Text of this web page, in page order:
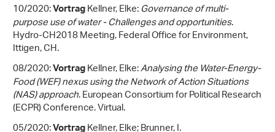
10/2020:VortragKellner, Elke:Governance of multi-
purpose use of water - Challenges and opportunities.
Hydro-CH2018 Meeting, Federal Office for Environment,
Ittigen, CH.
08/2020:VortragKellner, Elke:Analysing the Water-Energy-
Food (WEF) nexus using the Network of Action Situations
(NAS) approach. European Consortium for Political Research
(ECPR) Conference. Virtual.